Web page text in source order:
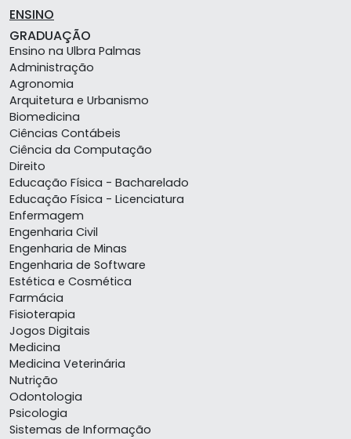
ENSINO
GRADUAÇÃO
Ensino na Ulbra Palmas
Administração
Agronomia
Arquitetura e Urbanismo
Biomedicina
Ciências Contábeis
Ciência da Computação
Direito
Educação Física - Bacharelado
Educação Física - Licenciatura
Enfermagem
Engenharia Civil
Engenharia de Minas
Engenharia de Software
Estética e Cosmética
Farmácia
Fisioterapia
Jogos Digitais
Medicina
Medicina Veterinária
Nutrição
Odontologia
Psicologia
Sistemas de Informação